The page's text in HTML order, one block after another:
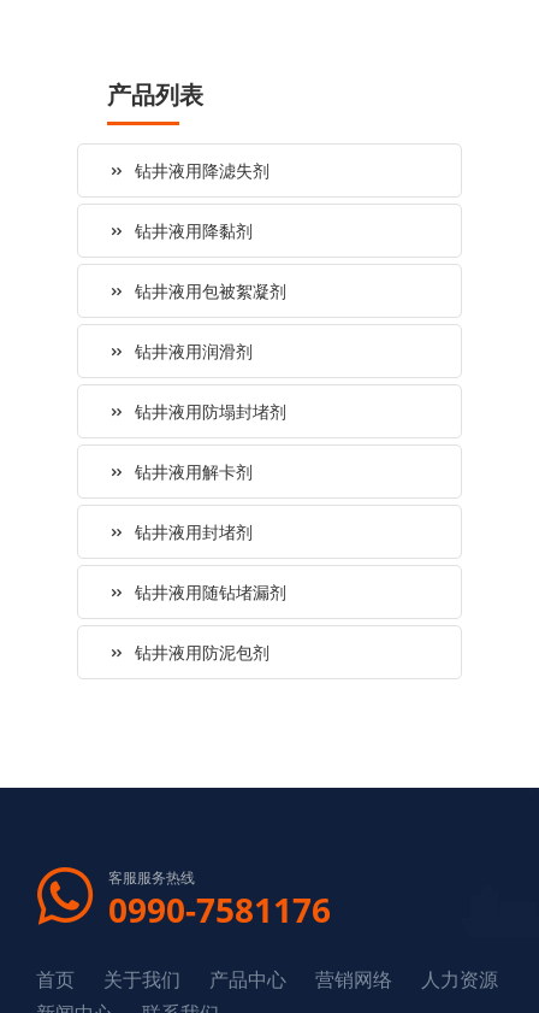
产品列表
钻井液用降滤失剂
钻井液用降黏剂
钻井液用包被絮凝剂
钻井液用润滑剂
钻井液用防塌封堵剂
钻井液用解卡剂
钻井液用封堵剂
钻井液用随钻堵漏剂
钻井液用防泥包剂
客服服务热线
0990-7581176
首页 关于我们 产品中心 营销网络
人力资源